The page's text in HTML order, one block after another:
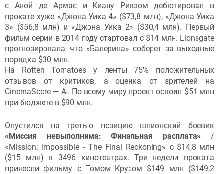
с Аной де Армас и Киану Ривзом дебютировал в
прокате хуже «Джона Уика 4» ($73,8 млн), «Джона Уика
3» ($56,8 млн) и «Джона Уика 2» ($30,4 млн). Первый
фильм серии в 2014 году стартовал с $14 млн. Lionsgate
прогнозировала, что «Балерина» соберет за выходные
порядка $30 млн.
На Rotten Tomatoes у ленты 75% положительных
отзывов от критиков, а оценка от зрителей на
CinemaScore — А-. По всему миру проект освоил $51 млн
при бюджете в $90 млн.
Опустился на третью позицию шпионский боевик
«Миссия невыполнима: Финальная расплата» /
«Mission: Impossible - The Final Reckoning» с $14,8 млн
($15 млн) в 3496 кинотеатрах. Три недели проката
принесли фильму с Томом Крузом $149 млн ($149,2